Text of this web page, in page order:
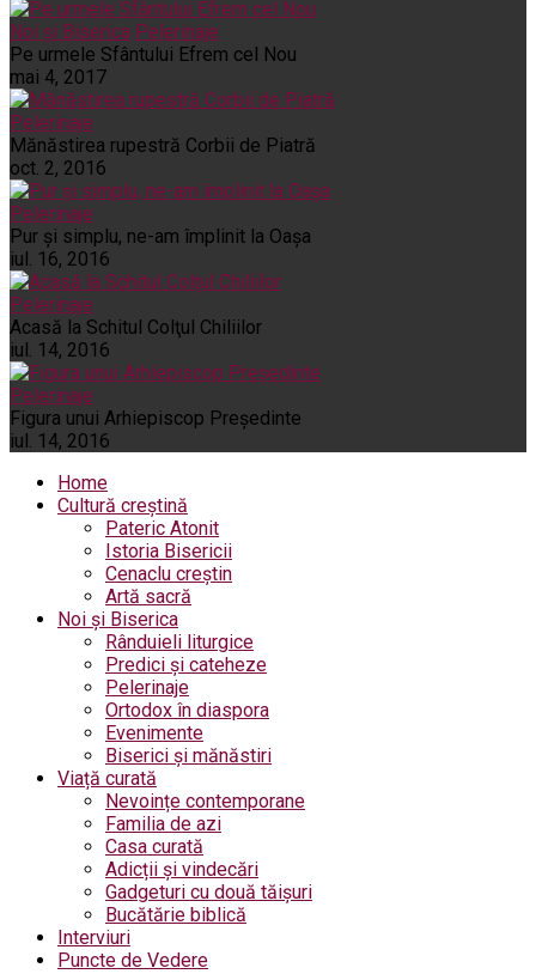
Noi și Biserica Pelerinaje
Pe urmele Sfântului Efrem cel Nou
mai 4, 2017
Pelerinaje
Mănăstirea rupestră Corbii de Piatră
oct. 2, 2016
Pelerinaje
Pur şi simplu, ne-am împlinit la Oaşa
iul. 16, 2016
Pelerinaje
Acasă la Schitul Colţul Chiliilor
iul. 14, 2016
Pelerinaje
Figura unui Arhiepiscop Preşedinte
iul. 14, 2016
Home
Cultură creștină
Pateric Atonit
Istoria Bisericii
Cenaclu creștin
Artă sacră
Noi și Biserica
Rânduieli liturgice
Predici și cateheze
Pelerinaje
Ortodox în diaspora
Evenimente
Biserici și mănăstiri
Viață curată
Nevoințe contemporane
Familia de azi
Casa curată
Adicții și vindecări
Gadgeturi cu două tăișuri
Bucătărie biblică
Interviuri
Puncte de Vedere